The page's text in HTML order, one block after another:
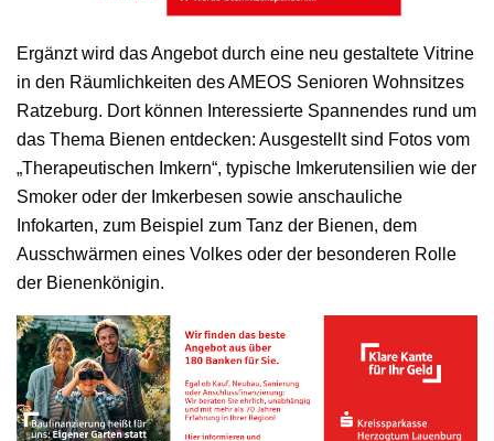
Ergänzt wird das Angebot durch eine neu gestaltete Vitrine
in den Räumlichkeiten des AMEOS Senioren Wohnsitzes
Ratzeburg. Dort können Interessierte Spannendes rund um
das Thema Bienen entdecken: Ausgestellt sind Fotos vom
„Therapeutischen Imkern“, typische Imkerutensilien wie der
Smoker oder der Imkerbesen sowie anschauliche
Infokarten, zum Beispiel zum Tanz der Bienen, dem
Ausschwärmen eines Volkes oder der besonderen Rolle
der Bienenkönigin.